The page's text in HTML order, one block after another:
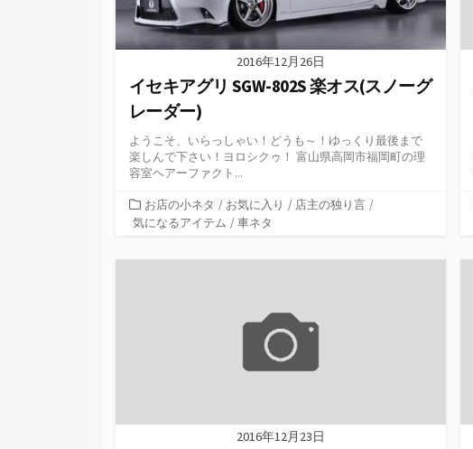
2016年12月26日
イセキアグリ SGW-802S 楽オス(スノーグ
レーダー)
ようこそ、いらっしゃい！どうも～！ゆっくり最後まで
楽しんで下さい！ヨロシクゥ！ 富山県高岡市福岡町の理
容室ヘアーファクト...
カ
テ
リ
お店の小ネタ / お気に入り / 店主の独り言 /
気になるアイテム / 車ネタ
2016年12月23日